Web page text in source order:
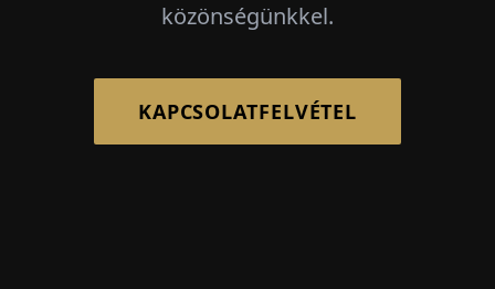
közönségünkkel.
KAPCSOLATFELVÉTEL